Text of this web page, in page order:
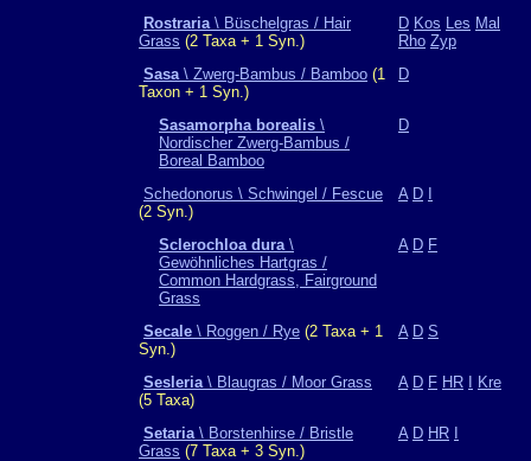
Rostraria\ Büschelgras / Hair
Grass (2 Taxa + 1 Syn.)
D Kos Les Mal
Rho Zyp
Sasa\ Zwerg-Bambus / Bamboo (1
Taxon + 1 Syn.)
D
Sasamorpha borealis \
Nordischer Zwerg-Bambus /
Boreal Bamboo
D
Schedonorus \ Schwingel / Fescue
(2 Syn.)
A D
Sclerochloa dura\
Gewöhnliches Hartgras /
Common Hardgrass, Fairground
Grass
A D F
Secale \ Roggen / Rye (2 Taxa + 1
Syn.)
A D S
Sesleria\ Blaugras / Moor Grass
(5 Taxa)
A D F HR Kre
Setaria\ Borstenhirse / Bristle
Grass (7 Taxa + 3 Syn.)
A D HR